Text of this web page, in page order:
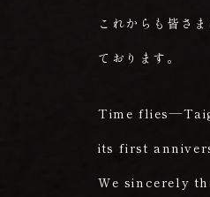
これからも皆さ
ております。
Time
its first
We sincerely